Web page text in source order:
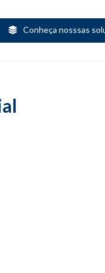
Conheça nosssas